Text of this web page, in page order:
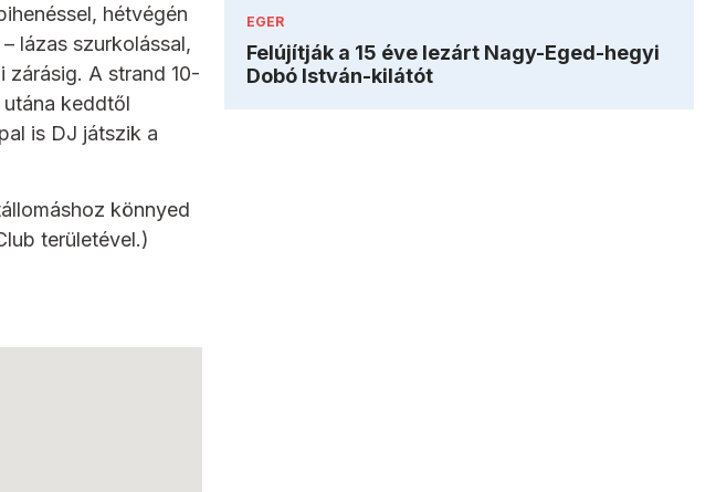
hétvégén
lázas szurkolással,
zárásig. A strand 10-
keddtől
is DJ játszik a
könnyed
területével.)
EGER
Felújítják a 15 éve lezárt Nagy-Eged-hegyi
Dobó István-kilátót